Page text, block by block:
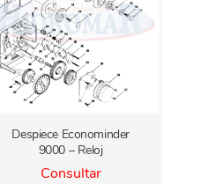
Despiece Econominder
9000 – Reloj
Consultar